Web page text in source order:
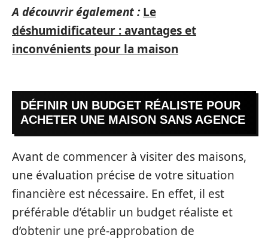
A découvrir également : Le
déshumidificateur : avantages et
inconvénients pour la maison
DÉFINIR UN BUDGET RÉALISTE POUR
ACHETER UNE MAISON SANS AGENCE
Avant de commencer à visiter des maisons,
une évaluation précise de votre situation
financière est nécessaire. En effet, il est
préférable d’établir un budget réaliste et
d’obtenir une pré-approbation de